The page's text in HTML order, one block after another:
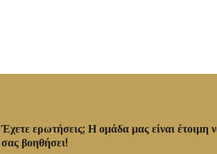
Έχετε ερωτήσεις; Η ομάδα μας είναι έτοιμη
σας βοηθήσει!